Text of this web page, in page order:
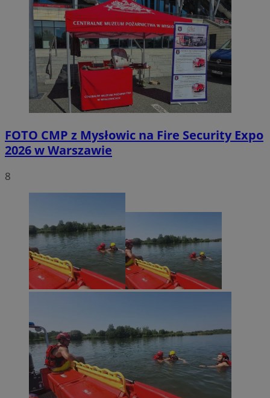
FOTO CMP z Mysłowic na Fire Security Expo
2026 w Warszawie
8